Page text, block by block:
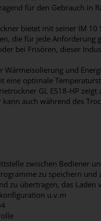
für den Gebrauch in
bietet mit seiner IM 10
die für jede Anforderung
bei Frisören, dieser
und
eine optimale
GL ES18-HP
auch während des
zwischen Bediener
zu speichern und
zu übertragen, das Laden
u.v.m